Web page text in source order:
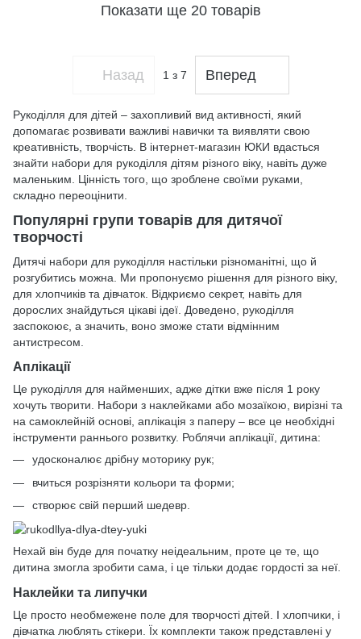
Показати ще 20 товарів
Назад 1 з 7 Вперед
Рукоділля для дітей – захопливий вид активності, який
допомагає розвивати важливі навички та виявляти свою
креативність, творчість. В інтернет-магазин ЮКИ вдасться
знайти набори для рукоділля дітям різного віку, навіть дуже
маленьким. Цінність того, що зроблене своїми руками,
складно переоцінити.
Популярні групи товарів для дитячої
творчості
Дитячі набори для рукоділля настільки різноманітні, що й
розгубитись можна. Ми пропонуємо рішення для різного віку,
для хлопчиків та дівчаток. Відкриємо секрет, навіть для
дорослих знайдуться цікаві ідеї. Доведено, рукоділля
заспокоює, а значить, воно зможе стати відмінним
антистресом.
Аплікації
Це рукоділля для найменших, адже дітки вже після 1 року
хочуть творити. Набори з наклейками або мозаїкою, вирізні та
на самоклейній основі, аплікація з паперу – все це необхідні
інструменти раннього розвитку. Роблячи аплікації, дитина:
удосконалює дрібну моторику рук;
вчиться розрізняти кольори та форми;
створює свій перший шедевр.
Нехай він буде для початку неідеальним, проте це те, що
дитина змогла зробити сама, і це тільки додає гордості за неї.
Наклейки та липучки
Це просто необмежене поле для творчості дітей. І хлопчики, і
дівчатка люблять стікери. Їх комплекти також представлені у